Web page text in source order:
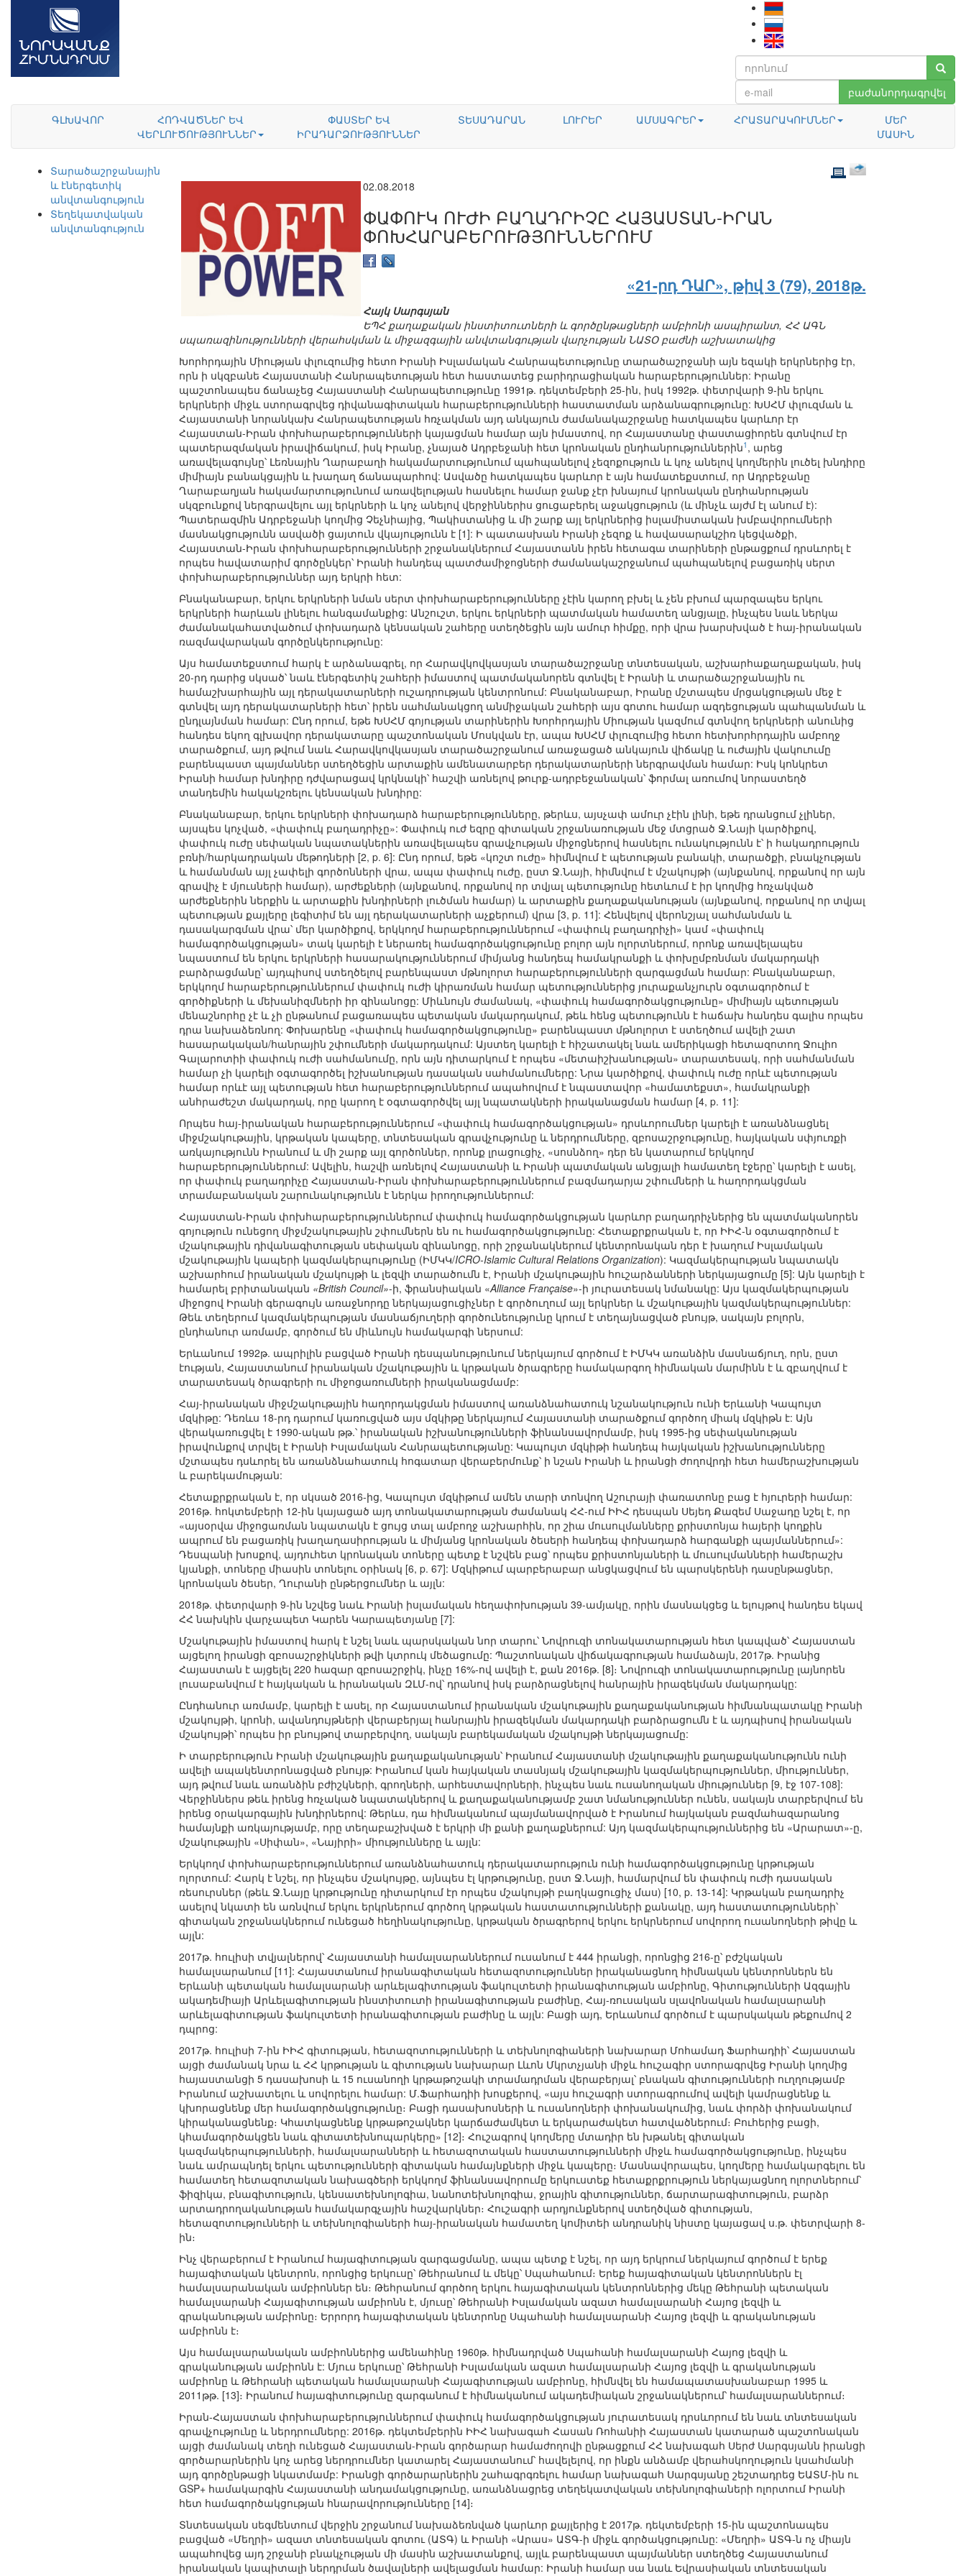
բաժանորդագրվել
ԳԼԽԱՎՈՐ
ՀՈԴՎԱԾՆԵՐ ԵՎ
ՎԵՐԼՈՒԾՈՒԹՅՈՒՆՆԵՐ
ՓԱՍՏԵՐ ԵՎ
ԻՐԱԴԱՐՁՈՒԹՅՈՒՆՆԵՐ
ՏԵՍԱԴԱՐԱՆ ԼՈՒՐԵՐ ԱՄՍԱԳՐԵՐ ՀՐԱՏԱՐԱԿՈՒՄՆԵՐ
ՄԵՐ
ՄԱՍԻՆ
Տարածաշրջանային
և էներգետիկ
անվտանգություն
Տեղեկատվական
անվտանգություն
02.08.2018
ՓԱՓՈՒԿ ՈՒԺԻ ԲԱՂԱԴՐԻՉԸ ՀԱՅԱՍՏԱՆ-ԻՐԱՆ
ՓՈԽՀԱՐԱԲԵՐՈՒԹՅՈՒՆՆԵՐՈՒՄ
«21-րդ ԴԱՐ», թիվ 3 (79), 2018թ.
Հայկ Սարգսյան
ԵՊՀ քաղաքական ինստիտուտների և գործընթացների ամբիոնի ասպիրանտ, ՀՀ ԱԳՆ
սպառազինությունների վերահսկման և միջազգային անվտանգության վարչության ՆԱՏՕ բաժնի աշխատակից
Խորհրդային Միության փլուզումից հետո Իրանի Իսլամական Հանրապետությունը տարածաշրջանի այն եզակի երկրներից էր,
որն ի սկզբանե Հայաստանի Հանրապետության հետ հաստատեց բարիդրացիական հարաբերություններ: Իրանը
պաշտոնապես ճանաչեց Հայաստանի Հանրապետությունը 1991թ. դեկտեմբերի 25-ին, իսկ 1992թ. փետրվարի 9-ին երկու
երկրների միջև ստորագրվեց դիվանագիտական հարաբերությունների հաստատման արձանագրությունը: ԽՍՀՄ փլուզման և
Հայաստանի նորանկախ Հանրապետության հռչակման այդ անկայուն ժամանակաշրջանը հատկապես կարևոր էր
Հայաստան-Իրան փոխհարաբերությունների կայացման համար այն իմաստով, որ Հայաստանը փաստացիորեն գտնվում էր
պատերազմական իրավիճակում, իսկ Իրանը, չնայած Ադրբեջանի հետ կրոնական ընդհանրություններին1 , արեց
առավելագույնը՝ Լեռնային Ղարաբաղի հակամարտությունում պահպանելով չեզոքություն և կոչ անելով կողմերին լուծել խնդիրը
միմիայն բանակցային և խաղաղ ճանապարհով: Ասվածը հատկապես կարևոր է այն համատեքստում, որ Ադրբեջանը
Ղարաբաղյան հակամարտությունում առավելության հասնելու համար ջանք չէր խնայում կրոնական ընդհանրության
սկզբունքով ներգրավելու այլ երկրների և կոչ անելով վերջիններիս ցուցաբերել աջակցություն (և մինչև այժմ էլ անում է):
Պատերազմին Ադրբեջանի կողմից Չեչնիայից, Պակիստանից և մի շարք այլ երկրներից իսլամիստական խմբավորումների
մասնակցությունն ասվածի ցայտուն վկայությունն է [1]: Ի պատասխան Իրանի չեզոք և հավասարակշիռ կեցվածքի,
Հայաստան-Իրան փոխհարաբերությունների շրջանակներում Հայաստանն իրեն հետագա տարիների ընթացքում դրսևորել է
որպես հավատարիմ գործընկեր՝ Իրանի հանդեպ պատժամիջոցների ժամանակաշրջանում պահպանելով բացառիկ սերտ
փոխհարաբերություններ այդ երկրի հետ:
Բնականաբար, երկու երկրների նման սերտ փոխհարաբերությունները չէին կարող բխել և չեն բխում պարզապես երկու
երկրների հարևան լինելու հանգամանքից: Անշուշտ, երկու երկրների պատմական համատեղ անցյալը, ինչպես նաև ներկա
ժամանակահատվածում փոխադարձ կենսական շահերը ստեղծեցին այն ամուր հիմքը, որի վրա խարսխված է հայ-իրանական
ռազմավարական գործընկերությունը:
Այս համատեքստում հարկ է արձանագրել, որ Հարավկովկասյան տարածաշրջանը տնտեսական, աշխարհաքաղաքական, իսկ
20-րդ դարից սկսած՝ նաև էներգետիկ շահերի իմաստով պատմականորեն գտնվել է Իրանի և տարածաշրջանային ու
համաշխարհային այլ դերակատարների ուշադրության կենտրոնում: Բնականաբար, Իրանը մշտապես մրցակցության մեջ է
գտնվել այդ դերակատարների հետ՝ իրեն սահմանակցող անմիջական շահերի այս գոտու համար ազդեցության պահպանման և
ընդլայնման համար: Ընդ որում, եթե ԽՍՀՄ գոյության տարիներին Խորհրդային Միության կազմում գտնվող երկրների անունից
հանդես եկող գլխավոր դերակատարը պաշտոնական Մոսկվան էր, ապա ԽՍՀՄ փլուզումից հետո հետխորհրդային ամբողջ
տարածքում, այդ թվում նաև Հարավկովկասյան տարածաշրջանում առաջացած անկայուն վիճակը և ուժային վակուումը
բարենպաստ պայմաններ ստեղծեցին արտաքին ամենատարբեր դերակատարների ներգրավման համար: Իսկ կոնկրետ
Իրանի համար խնդիրը դժվարացավ կրկնակի՝ հաշվի առնելով թուրք-ադրբեջանական՝ ֆորմալ առումով նորաստեղծ
տանդեմին հակակշռելու կենսական խնդիրը:
Բնականաբար, երկու երկրների փոխադարձ հարաբերությունները, թերևս, այսչափ ամուր չէին լինի, եթե դրանցում չլիներ,
այսպես կոչված, «փափուկ բաղադրիչը»: Փափուկ ուժ եզրը գիտական շրջանառության մեջ մտցրած Ջ.Նայի կարծիքով,
փափուկ ուժը սեփական նպատակներին առավելապես գրավչության միջոցներով հասնելու ունակությունն է՝ ի հակադրություն
բռնի/հարկադրական մեթոդների [2, p. 6]: Ընդ որում, եթե «կոշտ ուժը» հիմնվում է պետության բանակի, տարածքի, բնակչության
և համանման այլ չափելի գործոնների վրա, ապա փափուկ ուժը, ըստ Ջ.Նայի, հիմնվում է մշակույթի (այնքանով, որքանով որ այն
գրավիչ է մյուսների համար), արժեքների (այնքանով, որքանով որ տվյալ պետությունը հետևում է իր կողմից հռչակված
արժեքներին ներքին և արտաքին խնդիրների լուծման համար) և արտաքին քաղաքականության (այնքանով, որքանով որ տվյալ
պետության քայլերը լեգիտիմ են այլ դերակատարների աչքերում) վրա [3, p. 11]: Հենվելով վերոնշյալ սահմանման և
դասակարգման վրա՝ մեր կարծիքով, երկկողմ հարաբերություններում «փափուկ բաղադրիչի» կամ «փափուկ
համագործակցության» տակ կարելի է ներառել համագործակցությունը բոլոր այն ոլորտներում, որոնք առավելապես
նպաստում են երկու երկրների հասարակություններում միմյանց հանդեպ համակրանքի և փոխըմբռնման մակարդակի
բարձրացմանը՝ այդպիսով ստեղծելով բարենպաստ մթնոլորտ հարաբերությունների զարգացման համար: Բնականաբար,
երկկողմ հարաբերություններում փափուկ ուժի կիրառման համար պետություններից յուրաքանչյուրն օգտագործում է
գործիքների և մեխանիզմների իր զինանոցը: Միևնույն ժամանակ, «փափուկ համագործակցությունը» միմիայն պետության
մենաշնորհը չէ և չի ընթանում բացառապես պետական մակարդակում, թեև հենց պետությունն է հաճախ հանդես գալիս որպես
դրա նախաձեռնող: Փոխարենը «փափուկ համագործակցությունը» բարենպաստ մթնոլորտ է ստեղծում ավելի շատ
հասարակական/հանրային շփումների մակարդակում: Այստեղ կարելի է հիշատակել նաև ամերիկացի հետազոտող Ջուլիո
Գալարոտիի փափուկ ուժի սահմանումը, որն այն դիտարկում է որպես «մետաիշխանության» տարատեսակ, որի սահմանման
համար չի կարելի օգտագործել իշխանության դասական սահմանումները: Նրա կարծիքով, փափուկ ուժը որևէ պետության
համար որևէ այլ պետության հետ հարաբերություններում ապահովում է նպաստավոր «համատեքստ», համակրանքի
անհրաժեշտ մակարդակ, որը կարող է օգտագործվել այլ նպատակների իրականացման համար [4, p. 11]:
Որպես հայ-իրանական հարաբերություններում «փափուկ համագործակցության» դրսևորումներ կարելի է առանձնացնել
միջմշակութային, կրթական կապերը, տնտեսական գրավչությունը և ներդրումները, զբոսաշրջությունը, հայկական սփյուռքի
առկայությունն Իրանում և մի շարք այլ գործոններ, որոնք լրացուցիչ, «սոսնձող» դեր են կատարում երկկողմ
հարաբերություններում: Ավելին, հաշվի առնելով Հայաստանի և Իրանի պատմական անցյալի համատեղ էջերը՝ կարելի է ասել,
որ փափուկ բաղադրիչը Հայաստան-Իրան փոխհարաբերություններում բազմադարյա շփումների և հաղորդակցման
տրամաբանական շարունակությունն է ներկա իրողություններում:
Հայաստան-Իրան փոխհարաբերություններում փափուկ համագործակցության կարևոր բաղադրիչներից են պատմականորեն
գոյություն ունեցող միջմշակութային շփումներն են ու համագործակցությունը: Հետաքրքրական է, որ ԻԻՀ-ն օգտագործում է
մշակութային դիվանագիտության սեփական զինանոցը, որի շրջանակներում կենտրոնական դեր է խաղում Իսլամական
մշակութային կապերի կազմակերպությունը (ԻՄԿԿ/ICRO-Islamic Cultural Relations Organization): Կազմակերպության նպատակն
աշխարհում իրանական մշակույթի և լեզվի տարածումն է, Իրանի մշակութային հուշարձանների ներկայացումը [5]: Այն կարելի է
համարել բրիտանական «British Council»-ի, ֆրանսիական «Alliance Française»-ի յուրատեսակ նմանակը: Այս կազմակերպության
միջոցով Իրանի գերագույն առաջնորդը ներկայացուցիչներ է գործուղում այլ երկրներ և մշակութային կազմակերպություններ:
Թեև տեղերում կազմակերպության մասնաճյուղերի գործունեությունը կրում է տեղայնացված բնույթ, սակայն բոլորն,
ընդհանուր առմամբ, գործում են միևնույն համակարգի ներսում:
Երևանում 1992թ. ապրիլին բացված Իրանի դեսպանությունում ներկայում գործում է ԻՄԿԿ առանձին մասնաճյուղ, որն, ըստ
էության, Հայաստանում իրանական մշակութային և կրթական ծրագրերը համակարգող հիմնական մարմինն է և զբաղվում է
տարատեսակ ծրագրերի ու միջոցառումների իրականացմամբ:
Հայ-իրանական միջմշակութային հաղորդակցման իմաստով առանձնահատուկ նշանակություն ունի Երևանի Կապույտ
մզկիթը: Դեռևս 18-րդ դարում կառուցված այս մզկիթը ներկայում Հայաստանի տարածքում գործող միակ մզկիթն է: Այն
վերակառուցվել է 1990-ական թթ.՝ իրանական իշխանությունների ֆինանսավորմամբ, իսկ 1995-ից սեփականության
իրավունքով տրվել է Իրանի Իսլամական Հանրապետությանը: Կապույտ մզկիթի հանդեպ հայկական իշխանությունները
մշտապես դսևորել են առանձնահատուկ հոգատար վերաբերմունք՝ ի նշան Իրանի և իրանցի ժողովրդի հետ համերաշխության
և բարեկամության:
Հետաքրքրական է, որ սկսած 2016-ից, Կապույտ մզկիթում ամեն տարի տոնվող Աշուրայի փառատոնը բաց է հյուրերի համար:
2016թ. հոկտեմբերի 12-ին կայացած այդ տոնակատարության ժամանակ ՀՀ-ում ԻԻՀ դեսպան Սեյեդ Քազեմ Սաջադը նշել է, որ
«այսօրվա միջոցառման նպատակն է ցույց տալ ամբողջ աշխարհին, որ շիա մուսուլմանները քրիստոնյա հայերի կողքին
ապրում են բացառիկ խաղաղասիրության և միմյանց կրոնական ծեսերի հանդեպ փոխադարձ հարգանքի պայմաններում»:
Դեսպանի խոսքով, այդուհետ կրոնական տոները պետք է նշվեն բաց՝ որպես քրիստոնյաների և մուսուլմանների համերաշխ
կյանքի, տոները միասին տոնելու օրինակ [6, p. 67]: Մզկիթում պարբերաբար անցկացվում են պարսկերենի դասընթացներ,
կրոնական ծեսեր, Ղուրանի ընթերցումներ և այլն:
2018թ. փետրվարի 9-ին նշվեց նաև Իրանի իսլամական հեղափոխության 39-ամյակը, որին մասնակցեց և ելույթով հանդես եկավ
ՀՀ նախկին վարչապետ Կարեն Կարապետյանը [7]:
Մշակութային իմաստով հարկ է նշել նաև պարսկական նոր տարու՝ Նովրուզի տոնակատարության հետ կապված՝ Հայաստան
այցելող իրանցի զբոսաշրջիկների թվի կտրուկ մեծացումը: Պաշտոնական վիճակագրության համաձայն, 2017թ. Իրանից
Հայաստան է այցելել 220 հազար զբոսաշրջիկ, ինչը 16%-ով ավելի է, քան 2016թ. [8]։ Նովրուզի տոնակատարությունը լայնորեն
լուսաբանվում է հայկական և իրանական ԶԼՄ-ով՝ դրանով իսկ բարձրացնելով հանրային իրազեկման մակարդակը:
Ընդհանուր առմամբ, կարելի է ասել, որ Հայաստանում իրանական մշակութային քաղաքականության հիմնանպատակը Իրանի
մշակույթի, կրոնի, ավանդույթների վերաբերյալ հանրային իրազեկման մակարդակի բարձրացումն է և այդպիսով իրանական
մշակույթի՝ որպես իր բնույթով տարբերվող, սակայն բարեկամական մշակույթի ներկայացումը:
Ի տարբերություն Իրանի մշակութային քաղաքականության՝ Իրանում Հայաստանի մշակութային քաղաքականությունն ունի
ավելի ապակենտրոնացված բնույթ: Իրանում կան հայկական տասնյակ մշակութային կազմակերպություններ, միություններ,
այդ թվում նաև առանձին բժիշկների, գրողների, արհեստավորների, ինչպես նաև ուսանողական միություններ [9, էջ 107-108]:
Վերջիններս թեև իրենց հռչակած նպատակներով և քաղաքականությամբ շատ նմանություններ ունեն, սակայն տարբերվում են
իրենց օրակարգային խնդիրներով: Թերևս, դա հիմնականում պայմանավորված է Իրանում հայկական բազմահազարանոց
համայնքի առկայությամբ, որը տեղաբաշխված է երկրի մի քանի քաղաքներում: Այդ կազմակերպություններից են «Արարատ»-ը,
մշակութային «Սիփան», «Նայիրի» միությունները և այլն:
Երկկողմ փոխհարաբերություններում առանձնահատուկ դերակատարություն ունի համագործակցությունը կրթության
ոլորտում: Հարկ է նշել, որ ինչպես մշակույթը, այնպես էլ կրթությունը, ըստ Ջ.Նայի, համարվում են փափուկ ուժի դասական
ռեսուրսներ (թեև Ջ.Նայը կրթությունը դիտարկում էր որպես մշակույթի բաղկացուցիչ մաս) [10, p. 13-14]: Կրթական բաղադրիչ
ասելով նկատի են առնվում երկու երկրներում գործող կրթական հաստատությունների քանակը, այդ հաստատությունների՝
գիտական շրջանակներում ունեցած հեղինակությունը, կրթական ծրագրերով երկու երկրներում սովորող ուսանողների թիվը և
այլն:
2017թ. հուլիսի տվյալներով՝ Հայաստանի համալսարաններում ուսանում է 444 իրանցի, որոնցից 216-ը՝ բժշկական
համալսարանում [11]: Հայաստանում իրանագիտական հետազոտություններ իրականացնող հիմնական կենտրոններն են
Երևանի պետական համալսարանի արևելագիտության ֆակուլտետի իրանագիտության ամբիոնը, Գիտությունների Ազգային
ակադեմիայի Արևելագիտության ինստիտուտի իրանագիտության բաժինը, Հայ-ռուսական սլավոնական համալսարանի
արևելագիտության ֆակուլտետի իրանագիտության բաժինը և այլն: Բացի այդ, Երևանում գործում է պարսկական թեքումով 2
դպրոց:
2017թ. հուլիսի 7-ին ԻԻՀ գիտության, հետազոտությունների և տեխնոլոգիաների նախարար Մոհամադ Ֆարհադիի՝ Հայաստան
այցի ժամանակ նրա և ՀՀ կրթության և գիտության նախարար Լևոն Մկրտչյանի միջև հուշագիր ստորագրվեց Իրանի կողմից
հայաստանցի 5 դասախոսի և 15 ուսանողի կրթաթոշակի տրամադրման վերաբերյալ՝ բնական գիտությունների ուղղությամբ
Իրանում աշխատելու և սովորելու համար: Մ.Ֆարհադիի խոսքերով, «այս հուշագրի ստորագրումով ավելի կամրացնենք և
կխորացնենք մեր համագործակցությունը։ Բացի դասախոսների և ուսանողների փոխանակումից, նաև փորձի փոխանակում
կիրականացնենք։ Կհատկացնենք կրթաթոշակներ կարճաժամկետ և երկարաժակետ հատվածներում։ Բուհերից բացի,
կհամագործակցեն նաև գիտատեխնոպարկերը» [12]։ Հուշագրով կողմերը մտադիր են խթանել գիտական
կազմակերպությունների, համալսարանների և հետազոտական հաստատությունների միջև համագործակցությունը, ինչպես
նաև ամրապնդել երկու պետությունների գիտական համայնքների միջև կապերը։ Մասնավորապես, կողմերը համակարգելու են
համատեղ հետազոտական նախագծերի երկկողմ ֆինանսավորումը երկուստեք հետաքրքրություն ներկայացնող ոլորտներում՝
ֆիզիկա, բնագիտություն, կենսատեխնոլոգիա, նանոտեխնոլոգիա, ջրային գիտություններ, ճարտարագիտություն, բարձր
արտադրողականության համակարգչային հաշվարկներ։ Հուշագրի արդյունքներով ստեղծված գիտության,
հետազոտությունների և տեխնոլոգիաների հայ-իրանական համատեղ կոմիտեի անդրանիկ նիստը կայացավ ս.թ. փետրվարի 8-
ին։
Ինչ վերաբերում է Իրանում հայագիտության զարգացմանը, ապա պետք է նշել, որ այդ երկրում ներկայում գործում է երեք
հայագիտական կենտրոն, որոնցից երկուսը՝ Թեհրանում և մեկը՝ Սպահանում։ Երեք հայագիտական կենտրոններն էլ
համալսարանական ամբիոններ են։ Թեհրանում գործող երկու հայագիտական կենտրոններից մեկը Թեհրանի պետական
համալսարանի Հայագիտության ամբիոնն է, մյուսը՝ Թեհրանի Իսլամական ազատ համալսարանի Հայոց լեզվի և
գրականության ամբիոնը։ Երրորդ հայագիտական կենտրոնը Սպահանի համալսարանի Հայոց լեզվի և գրականության
ամբիոնն է։
Այս համալսարանական ամբիոններից ամենահինը 1960թ. հիմնադրված Սպահանի համալսարանի Հայոց լեզվի և
գրականության ամբիոնն է: Մյուս երկուսը՝ Թեհրանի Իսլամական ազատ համալսարանի Հայոց լեզվի և գրականության
ամբիոնը և Թեհրանի պետական համալսարանի Հայագիտության ամբիոնը, հիմնվել են համապատասխանաբար 1995 և
2011թթ. [13]։ Իրանում հայագիտությունը զարգանում է հիմնականում ակադեմիական շրջանակներում՝ համալսարաններում։
Իրան-Հայաստան փոխհարաբերություններում փափուկ համագործակցության յուրատեսակ դրսևորում են նաև տնտեսական
գրավչությունը և ներդրումները: 2016թ. դեկտեմբերին ԻԻՀ նախագահ Հասան Ռոհանիի Հայաստան կատարած պաշտոնական
այցի ժամանակ տեղի ունեցած Հայաստան-Իրան գործարար համաժողովի ընթացքում ՀՀ նախագահ Սերժ Սարգսյանն իրանցի
գործարարներին կոչ արեց ներդրումներ կատարել Հայաստանում՝ հավելելով, որ ինքն անձամբ վերահսկողություն կսահմանի
այդ գործընթացի նկատմամբ: Իրանցի գործարարներին շահագրգռելու համար նախագահ Սարգսյանը շեշտադրեց ԵԱՏՄ-ին ու
GSP+ համակարգին Հայաստանի անդամակցությունը, առանձնացրեց տեղեկատվական տեխնոլոգիաների ոլորտում Իրանի
հետ համագործակցության հնարավորությունները [14]։
Տնտեսական սեգմենտում վերջին շրջանում նախաձեռնված կարևոր քայլերից է 2017թ. դեկտեմբերի 15-ին պաշտոնապես
բացված «Մեղրի» ազատ տնտեսական գոտու (ԱՏԳ) և Իրանի «Արաս» ԱՏԳ-ի միջև գործակցությունը: «Մեղրի» ԱՏԳ-ն ոչ միայն
ապահովեց այդ շրջանի բնակչության մի մասին աշխատանքով, այլև բարենպաստ պայմաններ ստեղծեց Հայաստանում
իրանական կապիտալի ներդրման ծավալների ավելացման համար: Իրանի համար սա նաև Եվրասիական տնտեսական